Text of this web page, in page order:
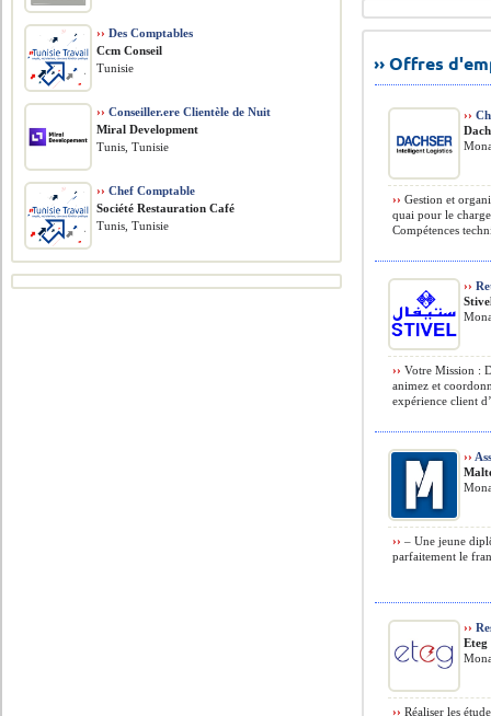
›› Offres
››
›› Gestion et
quai pour le
Compétences
››
›› Votre Mission :
animez et
expérience client
››
›› – Une jeune
parfaitement le
››
Eteg
›› Réaliser les
›› Des Comptables
Ccm Conseil
Tunisie
›› Conseiller.ere Clientèle de Nuit
Miral Development
Tunis, Tunisie
›› Chef Comptable
Société Restauration Café
Tunis, Tunisie